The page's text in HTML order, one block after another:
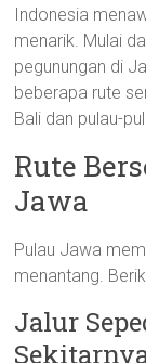
Indonesia
menarik. Mulai
pegunungan di
beberapa rute
Bali dan pulau-
Rute
Jawa
Pulau Jawa
menantang.
Jalur